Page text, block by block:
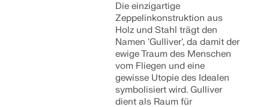
Die einzigartige
Zeppelinkonstruktion aus
Holz und Stahl trägt den
Namen 'Gulliver', da damit der
ewige Traum des Menschen
vom Fliegen und eine
gewisse Utopie des Idealen
symbolisiert wird. Gulliver
dient als Raum für